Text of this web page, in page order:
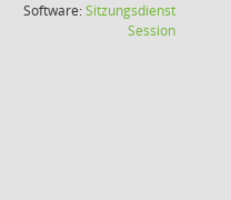
Software:Sitzungsdienst
Session(Wird in